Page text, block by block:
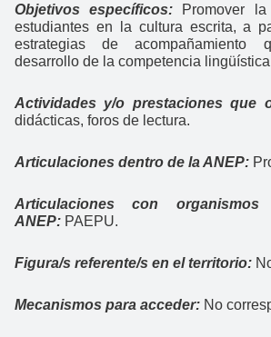
Objetivos específicos: Promover
estudiantes en la cultura escrita, a
estrategias de acompañamiento
desarrollo de la competencia
Actividades y/o prestaciones que
didácticas, foros de lectura.
Articulaciones dentro de la ANEP:
Articulaciones con
ANEP: PAEPU.
Figura/s referente/s en el territorio:
Mecanismos para acceder: No